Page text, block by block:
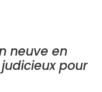
neuve en
pour